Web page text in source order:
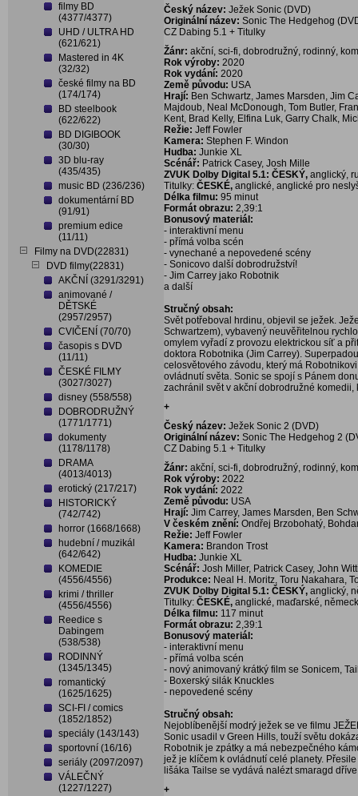
filmy BD
(4377/4377)
UHD / ULTRA HD
(621/621)
Mastered in 4K
(32/32)
české filmy na BD
(174/174)
BD steelbook
(622/622)
BD DIGIBOOK
(30/30)
3D blu-ray
(435/435)
music BD (236/236)
dokumentární BD
(91/91)
premium edice
(11/11)
Filmy na DVD(22831)
DVD filmy(22831)
AKČNÍ (3291/3291)
animované /
DĚTSKÉ
(2957/2957)
CVIČENÍ (70/70)
časopis s DVD
(11/11)
ČESKÉ FILMY
(3027/3027)
disney (558/558)
DOBRODRUŽNÝ
(1771/1771)
dokumenty
(1178/1178)
DRAMA
(4013/4013)
erotický (217/217)
HISTORICKÝ
(742/742)
horror (1668/1668)
hudební / muzikál
(642/642)
KOMEDIE
(4556/4556)
krimi / thriller
(4556/4556)
Reedice s
Dabingem
(538/538)
RODINNÝ
(1345/1345)
romantický
(1625/1625)
SCI-FI / comics
(1852/1852)
speciály (143/143)
sportovní (16/16)
seriály (2097/2097)
VÁLEČNÝ
(1227/1227)
Český název: Ježek Sonic (DVD)
Originální název: Sonic The Hedgehog
CZ Dabing 5.1 + Titulky
Žánr: akční, sci-fi, dobrodružný, rodinný,
Rok výroby: 2020
Rok vydání: 2020
Země původu: USA
Hrají: Ben Schwartz, James Marsden, Jim
Majdoub, Neal McDonough, Tom Butler,
Kent, Brad Kelly, Elfina Luk, Garry Chalk,
Režie: Jeff Fowler
Kamera: Stephen F. Windon
Hudba: Junkie XL
Scénář: Patrick Casey, Josh Mille
ZVUK Dolby Digital 5.1: ČESKÝ, anglický,
Titulky: ČESKÉ, anglické, anglické pro
Délka filmu: 95 minut
Formát obrazu: 2,39:1
Bonusový materiál:
- interaktivní menu
- přímá volba scén
- vynechané a nepovedené scény
- Sonicovo další dobrodružství!
- Jim Carrey jako Robotnik
a další
Stručný obsah:
Svět potřeboval hrdinu, objevil se ježek.
Schwartzem), vybavený neuvěřitelnou
omylem vyřadí z provozu elektrickou síť a
doktora Robotnika (Jim Carrey).
celosvětového závodu, který má
ovládnutí světa. Sonic se spojí s Pánem
zachránil svět v akční dobrodružné
+
Český název: Ježek Sonic 2 (DVD)
Originální název: Sonic The Hedgehog 2
CZ Dabing 5.1 + Titulky
Žánr: akční, sci-fi, dobrodružný, rodinný,
Rok výroby: 2022
Rok vydání: 2022
Země původu: USA
Hrají: Jim Carrey, James Marsden, Ben
V českém znění: Ondřej Brzobohatý,
Režie: Jeff Fowler
Kamera: Brandon Trost
Hudba: Junkie XL
Scénář: Josh Miller, Patrick Casey, John
Produkce: Neal H. Moritz, Toru Nakahara,
ZVUK Dolby Digital 5.1: ČESKÝ, anglický,
Titulky: ČESKÉ, anglické, maďarské,
Délka filmu: 117 minut
Formát obrazu: 2,39:1
Bonusový materiál:
- interaktivní menu
- přímá volba scén
- nový animovaný krátký film se Sonicem,
- Boxerský silák Knuckles
- nepovedené scény
Stručný obsah:
Nejoblíbenější modrý ježek se ve filmu
Sonic usadil v Green Hills, touží světu
Robotnik je zpátky a má nebezpečného
jež je klíčem k ovládnutí celé planety.
lišáka Tailse se vydává nalézt smaragd
+